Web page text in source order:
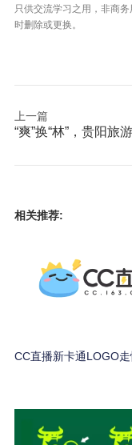
只供交流学习之用，非商
时删除或更换。
上一篇
“爽”换“林”，贵阳旅
相关推荐:
CC直播新卡通LOGO